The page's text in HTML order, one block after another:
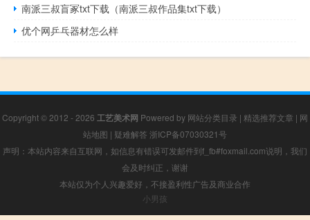
南派三叔盲冢txt下载（南派三叔作品集txt下载）
优个网乒乓器材怎么样
Copyright © 2012 - 2026 工艺美术网 Powered by 网站分类目录 | 精选推荐文章 | 网
站地图 | 疑难解答 浙ICP备07030321号
声明：本站内容来自互联网，如信息有错误可发邮件到f_fb#foxmail.com说明，我们
会及时纠正，谢谢
本站仅为个人兴趣爱好，不接盈利性广告及商业合作
小男孩